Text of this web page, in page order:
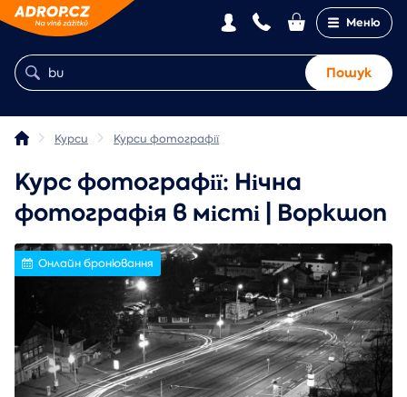
Меню
Пошук
Курси Курси фотографії
Курс фотографії: Нічна
фотографія в місті | Воркшоп
Онлайн бронювання